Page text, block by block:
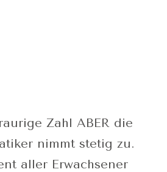
Zahl ABER die
nimmt stetig zu.
aller Erwachsener